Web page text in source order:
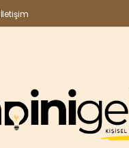
İletişim